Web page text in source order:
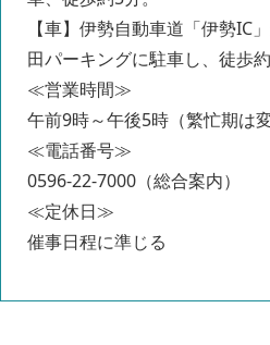
【車】伊勢自動車道「伊勢IC
田パーキングに駐車し、徒歩約
≪営業時間≫
午前9時～午後5時（繁忙期は
≪電話番号≫
0596-22-7000（総合案内）
≪定休日≫
催事日程に準じる